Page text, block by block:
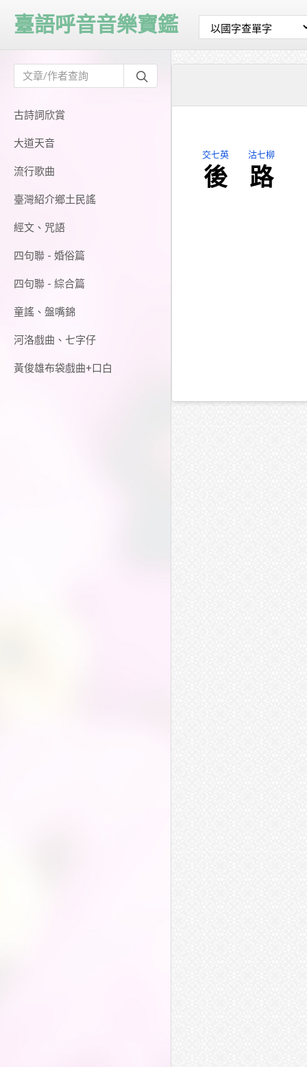
古詩詞欣賞
大道天音
流行歌曲
臺灣紹介鄉土民謠
經文、咒語
四句聯 - 婚俗篇
四句聯 - 綜合篇
童謠、盤嘴錦
河洛戲曲、七字仔
黃俊雄布袋戲曲+口白
臺語呼音音樂寶鑑
交七英
後
沽七柳
路